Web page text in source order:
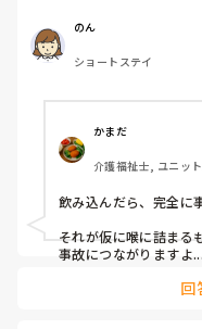
い。なんならヒヤリも
私は書いた方が後から
たがめんどくさいし見
皆さんの施設ではクー
た際事故報告書に書きま
それともヒヤリハット
ぜひ教えてください。
のん
ショートステイ
かまだ
介護福祉士, ユニッ
飲み込んだら、完全に
それが仮に喉に詰まる
事故につながりますよ...
回